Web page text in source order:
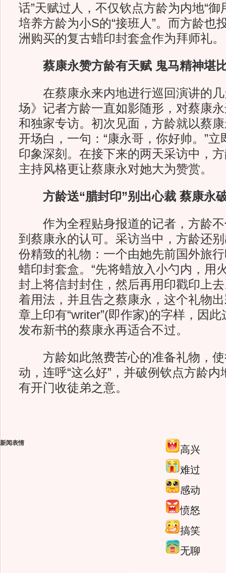
话”天赋过人，不仅钦点方龄为内地“御
培养方龄为小S的“接班人”。而方龄也
洲购买的复古蜡印封套盒作为拜师礼。
蔡康永赞方龄有天赋 鬼马精神堪
在蔡康永来内地进行巡回演讲的几
场》记者方龄一直如影随形，对蔡康
和独家专访。初次见面，方龄就以蔡
开场白，一句：“康永哥，你好帅。”
印象深刻。在接下来的两天采访中，
主持风格更让蔡康永对她大为赞赏。
方龄送“腊封印”别出心裁 蔡康永
作为全程贴身报道的记者，方龄不
到蔡康永的认可。采访当中，方龄还
份精致的礼物：一个由她先前国外旅
蜡印封套盒。“先将蜡放入小勺内，用
封上将信封封住，然后再用印戳印上
着用法，并且告之蔡康永，这个礼物
章上印有“writer”(即作家)的字样，因
发布新书的蔡康永再适合不过。
方龄如此煞费苦心的准备礼物，使
动，连呼“这么好”，并破例钦点方龄内
有开门收徒弟之意。
新闻表情
高兴
难过
感动
愤怒
搞笑
无聊